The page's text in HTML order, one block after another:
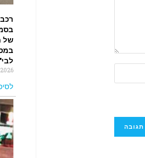
של
לבי"ח